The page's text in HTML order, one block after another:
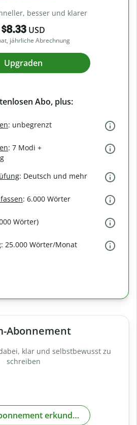
besser und klarer
$8.33 USD
jährliche Abrechnung
Upgraden
Abo, plus:
: unbegrenzt
: 7 Modi +
: Deutsch und mehr
: 6.000 Wörter
Wörter)
: 25.000 Wörter/Monat
Abonnement
klar und selbstbewusst zu
schreiben
erkunden